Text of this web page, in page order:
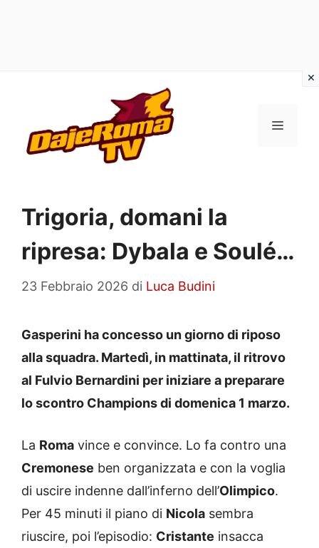
contenuto
MENU
Trigoria, domani la
ripresa: Dybala e Soulé…
23 Febbraio 2026 di Luca Budini
Gasperini ha concesso un giorno di riposo
alla squadra. Martedì, in mattinata, il ritrovo
al Fulvio Bernardini per iniziare a preparare
lo scontro Champions di domenica 1 marzo.
La Roma vince e convince. Lo fa contro una
Cremonese ben organizzata e con la voglia
di uscire indenne dall’inferno dell’Olimpico.
Per 45 minuti il piano di Nicola sembra
riuscire, poi l’episodio: Cristante insacca